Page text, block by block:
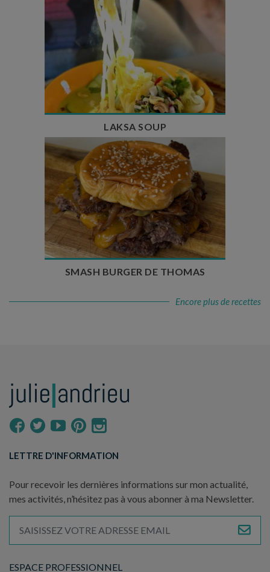
Temps de préparation : 40 min
Temps de cuisson : 25 min
Nombre de couverts : 4
LAKSA SOUP
Temps de préparation : 20 min
Temps de cuisson : 5 à 10 min
Nombre de couverts : 4
SMASH BURGER DE THOMAS
Encore plus de recettes
ESPACE PROFESSIONNEL
LETTRE D'INFORMATION
Pour recevoir les dernières informations sur mon actualité,
mes activités, n’hésitez pas à vous abonner à ma Newsletter.